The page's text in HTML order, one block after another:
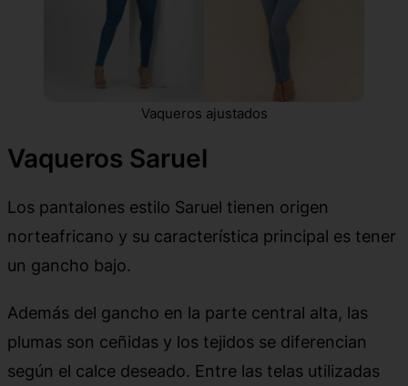
Vaqueros ajustados
Vaqueros Saruel
Los pantalones estilo Saruel tienen origen
norteafricano y su característica principal es tener
un gancho bajo.
Además del gancho en la parte central alta, las
plumas son ceñidas y los tejidos se diferencian
según el calce deseado. Entre las telas utilizadas